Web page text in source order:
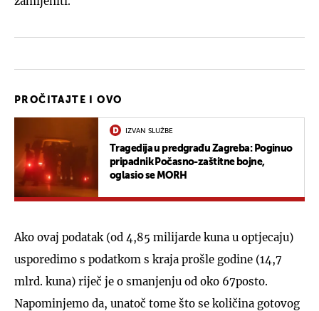
PROČITAJTE I OVO
IZVAN SLUŽBE
Tragedija u predgrađu Zagreba: Poginuo
pripadnik Počasno-zaštitne bojne,
oglasio se MORH
Ako ovaj podatak (od 4,85 milijarde kuna u optjecaju)
usporedimo s podatkom s kraja prošle godine (14,7
mlrd. kuna) riječ je o smanjenju od oko 67posto.
Napominjemo da, unatoč tome što se količina gotovog